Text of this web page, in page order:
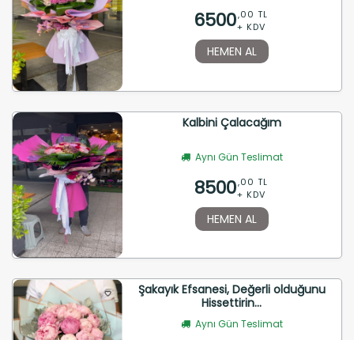
6500,00 TL
+ KDV
HEMEN AL
Kalbini Çalacağım
Aynı Gün Teslimat
8500,00 TL
+ KDV
HEMEN AL
Şakayık Efsanesi, Değerli olduğunu
Hissettirin...
Aynı Gün Teslimat